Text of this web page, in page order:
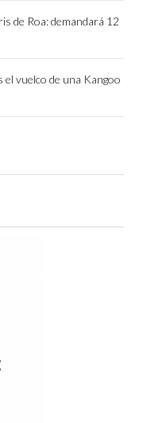
de Roa: demandará 12
vuelco de una Kangoo